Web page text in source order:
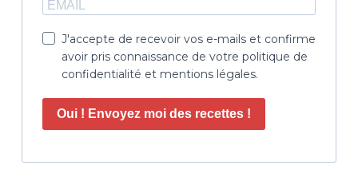
J'accepte de recevoir vos e-mails et confirme
avoir pris connaissance de votre politique de
confidentialité et mentions légales.
Oui ! Envoyez moi des recettes !